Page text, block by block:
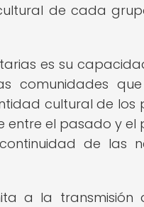
de cada
es su
comunidades
cultural de los
el pasado y el
de las
a la transmisión